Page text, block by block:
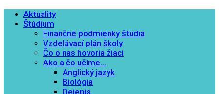
Aktuality
Štúdium
Finančné podmienky štúdia
Vzdelávací plán školy
Čo o nas hovoria žiaci
Ako a čo učíme…
Anglický jazyk
Biológia
Dejepis